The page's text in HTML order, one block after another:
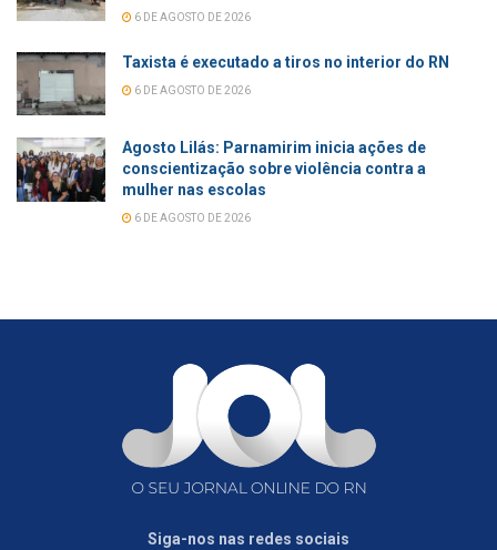
6 DE AGOSTO DE 2026
Taxista é executado a tiros no interior do RN
6 DE AGOSTO DE 2026
Agosto Lilás: Parnamirim inicia ações de
conscientização sobre violência contra a
mulher nas escolas
6 DE AGOSTO DE 2026
Siga-nos nas redes sociais